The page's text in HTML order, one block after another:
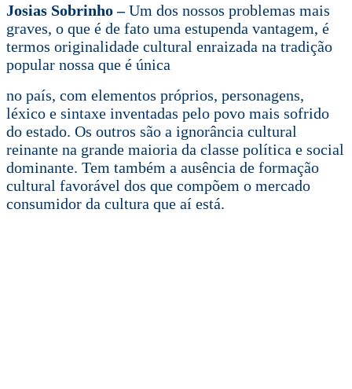
Josias Sobrinho –Um dos nossos problemas mais
graves, o que é de fato uma estupenda vantagem, é
termos originalidade cultural enraizada na tradição
popular nossa que é única
no país, com elementos próprios, personagens,
léxico e sintaxe inventadas pelo povo mais sofrido
do estado. Os outros são a ignorância cultural
reinante na grande maioria da classe política e social
dominante. Tem também a ausência de formação
cultural favorável dos que compõem o mercado
consumidor da cultura que aí está.